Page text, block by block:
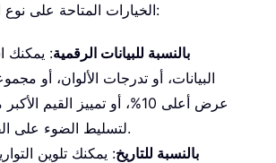
الخيارات المتاحة على نوع البيانات التي حددتها:
بالنسبة للبيانات الرقمية: يمكنك
البيانات، أو تدرجات الألوان، أو
عرض أعلى 10%، أو تمييز القيم
لتسليط الضوء على القيم ذات الصلة.
بالنسبة للتاريخ: يمكنك تلوين